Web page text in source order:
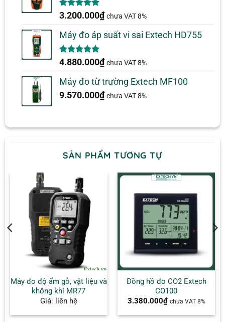
5.00trên 5
2
đánh giá
3.200.000₫ chưa VAT 8%
Máy đo áp suất vi sai Extech HD755
5.00trên 5
1
đánh giá
4.880.000₫ chưa VAT 8%
Máy đo từ trường Extech MF100
9.570.000₫ chưa VAT 8%
SẢN PHẨM TƯƠNG TỰ
Máy đo độ ẩm gỗ, vật liệu và
không khí MR77
Giá: liên hệ
Đồng hồ đo CO2 Extech
CO100
3.380.000₫ chưa VAT 8%